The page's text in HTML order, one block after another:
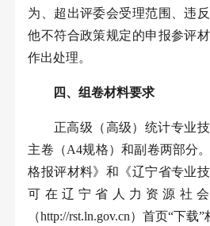
为、超出评委会受理范围、违
他不符合政策规定的申报参评
作出处理。
四、组卷材料要求
正高级（高级）统计专业
主卷（A4规格）和副卷两部分
格报评材料》和《辽宁省专业
可在辽宁省人力资源社
（http://rst.ln.gov.cn）首页“下载”